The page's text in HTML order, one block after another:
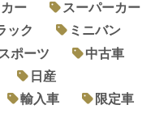
ー
スーパーカー
ック
ミニバン
ポーツ
中古車
日産
輸入車
限定車